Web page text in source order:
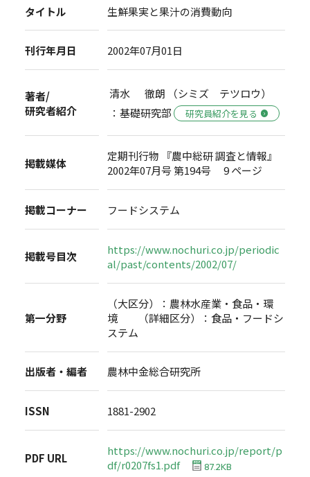
タイトル 生鮮果実と果汁の消費動向
刊行年月日 2002年07月01日
著者/
研究者紹介
清水 徹朗 （シミズ テツロウ）
：基礎研究部
研究員紹介を見る
掲載媒体
定期刊行物 『農中総研 調査と情報』
2002年07月号 第194号 9 ページ
掲載コーナー フードシステム
掲載号目次
https://www.nochuri.co.jp/periodic
al/past/contents/2002/07/
第一分野
（大区分）：農林水産業・食品・環
境 （詳細区分）：食品・フードシ
ステム
出版者・編者 農林中金総合研究所
ISSN 1881-2902
PDF URL
https://www.nochuri.co.jp/report/p
df/r0207fs1.pdf
87.2KB